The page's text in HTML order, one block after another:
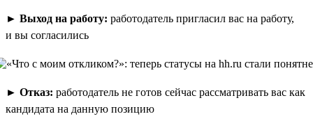
► Выход на работу: работодатель пригласил вас на работу,
и вы согласились
► Отказ: работодатель не готов сейчас рассматривать вас как
кандидата на данную позицию